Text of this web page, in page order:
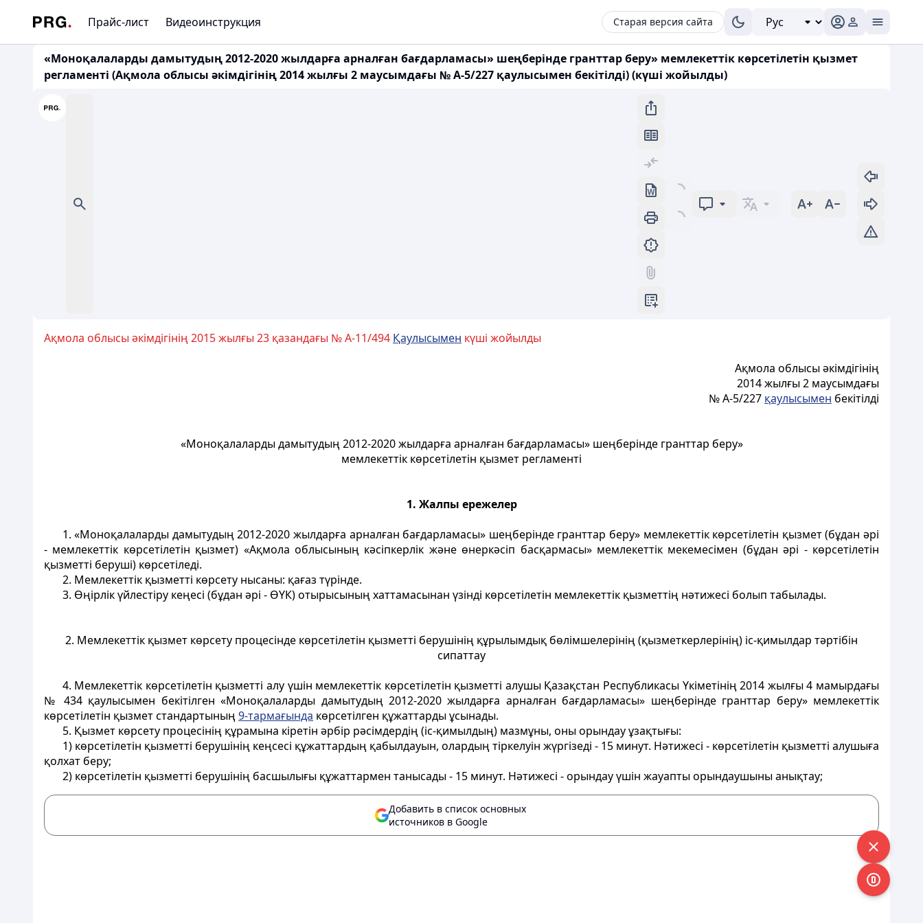
Прайс-лист Видеоинструкция Старая версия сайта
«Моноқалаларды дамытудың 2012-2020 жылдарға арналған бағдарламасы» шеңберiнде гранттар беру» мемлекеттік көрсетілетін қызмет
регламенті (Ақмола облысы әкімдігінің 2014 жылғы 2 маусымдағы № А-5/227 қаулысымен бекітілді) (күші жойылды)
Ақмола облысы әкімдігінің 2015 жылғы 23 қазандағы № А-11/494 Қаулысымен күші жойылды
Ақмола облысы әкімдігінің
2014 жылғы 2 маусымдағы
№ А-5/227 қаулысымен бекітілді
«Моноқалаларды дамытудың 2012-2020 жылдарға арналған бағдарламасы» шеңберiнде гранттар беру»
мемлекеттік көрсетілетін қызмет регламенті
1. Жалпы ережелер
1. «Моноқалаларды дамытудың 2012-2020 жылдарға арналған бағдарламасы» шеңберiнде гранттар беру» мемлекеттік көрсетілетін қызмет (бұдан әрі
- мемлекеттік көрсетілетін қызмет) «Ақмола облысының кәсіпкерлік және өнеркәсіп басқармасы» мемлекеттік мекемесімен (бұдан әрі - көрсетілетін
қызметті беруші) көрсетіледі.
2. Мемлекеттік қызметті көрсету нысаны: қағаз түрінде.
3. Өңірлік үйлестіру кеңесі (бұдан әрі - ӨҮК) отырысының хаттамасынан үзінді көрсетілетін мемлекеттік қызметтің нәтижесі болып табылады.
2. Мемлекеттiк қызмет көрсету процесiнде көрсетiлетiн қызметтi берушiнiң құрылымдық бөлiмшелерiнiң (қызметкерлерiнiң) iс-қимылдар тәртiбiн
сипаттау
4. Мемлекеттік көрсетілетін қызметті алу үшін мемлекеттік көрсетілетін қызметті алушы Қазақстан Республикасы Үкіметінің 2014 жылғы 4 мамырдағы
№ 434 қаулысымен бекітілген «Моноқалаларды дамытудың 2012-2020 жылдарға арналған бағдарламасы» шеңберiнде гранттар беру» мемлекеттік
көрсетілетін қызмет стандартының9-тармағында көрсетілген құжаттарды ұсынады.
5. Қызмет көрсету процесінің құрамына кіретін әрбір рәсімдердің (іс-қимылдың) мазмұны, оны орындау ұзақтығы:
1) көрсетілетін қызметті берушінің кеңсесі құжаттардың қабылдауын, олардың тіркелуін жүргізеді - 15 минут. Нәтижесі - көрсетілетін қызметті алушыға
қолхат беру;
2) көрсетілетін қызметті берушінің басшылығы құжаттармен танысады - 15 минут. Нәтижесі - орындау үшін жауапты орындаушыны анықтау;
Добавить в список основных
источников в Google